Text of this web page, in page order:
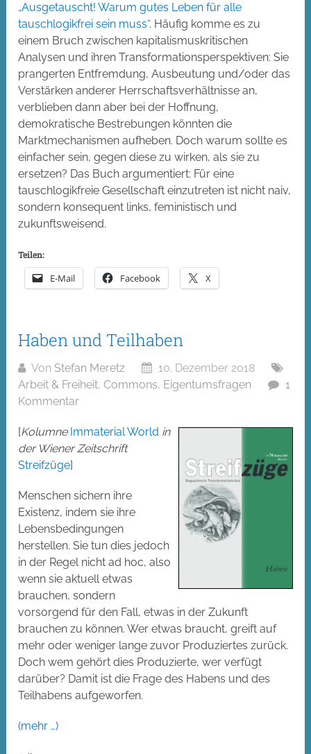
„Ausgetauscht! Warum gutes Leben für alle
tauschlogikfrei sein muss“. Häufig komme es zu
einem Bruch zwischen kapitalismuskritischen
Analysen und ihren Transformationsperspektiven: Sie
prangerten Entfremdung, Ausbeutung und/oder das
Verstärken anderer Herrschaftsverhältnisse an,
verblieben dann aber bei der Hoffnung,
demokratische Bestrebungen könnten die
Marktmechanismen aufheben. Doch warum sollte es
einfacher sein, gegen diese zu wirken, als sie zu
ersetzen? Das Buch argumentiert: Für eine
tauschlogikfreie Gesellschaft einzutreten ist nicht naiv,
sondern konsequent links, feministisch und
zukunftsweisend.
Teilen:
E-Mail Facebook X
Haben und Teilhaben
Von Stefan Meretz
10. Dezember 2018
Arbeit & Freiheit,Commons, Eigentumsfragen
1
Kommentar
[Kolumne Immaterial World in
der Wiener Zeitschrift
Streifzüge]
Menschen sichern ihre
Existenz, indem sie ihre
Lebensbedingungen
herstellen. Sie tun dies jedoch
in der Regel nicht ad hoc, also
wenn sie aktuell etwas
brauchen, sondern
vorsorgend für den Fall, etwas in der Zukunft
brauchen zu können. Wer etwas braucht, greift auf
mehr oder weniger lange zuvor Produziertes zurück.
Doch wem gehört dies Produzierte, wer verfügt
darüber? Damit ist die Frage des Habens und des
Teilhabens aufgeworfen.
(mehr …)